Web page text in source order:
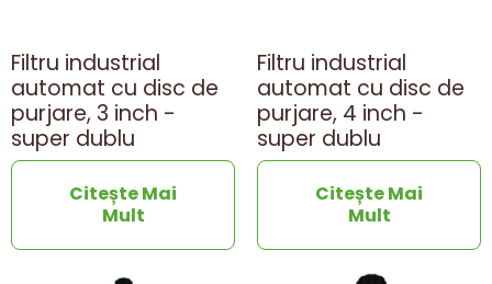
Filtru industrial
automat cu disc de
purjare, 3 inch -
super dublu
Citește Mai
Mult
Filtru industrial
automat cu disc de
purjare, 4 inch -
super dublu
Citește Mai
Mult